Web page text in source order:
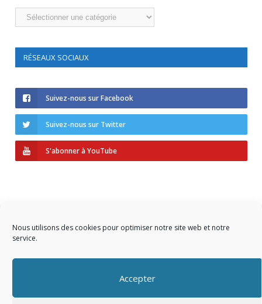
Nous utilisons des cookies pour optimiser notre site web et notre
service.
Accepter
Catégories
RÉSEAUX SOCIAUX
Suivez-nous sur Facebook
Suivez-nous sur Twitter
S'abonner à YouTube
Copyright © 2023 AIDF
Présentation